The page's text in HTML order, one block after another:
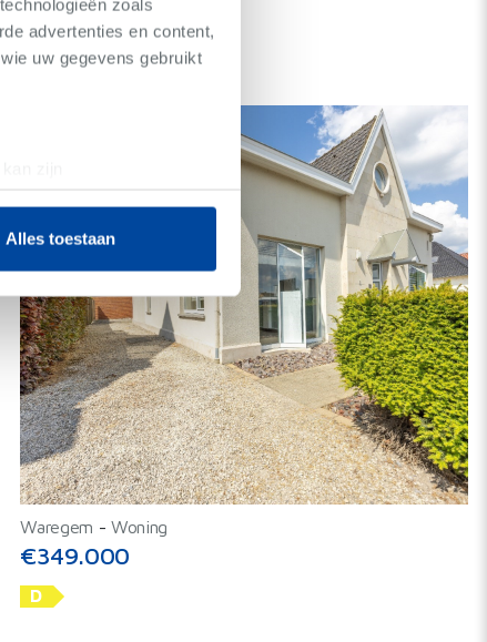
zoals
advertenties en content,
uw gegevens gebruikt
te bieden en om ons
partners voor social
die u aan ze heeft
Alles toestaan
D
Waregem -Woning
€349.000
D